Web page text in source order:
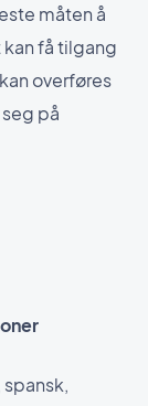
måten å
få tilgang
overføres
på
spansk,